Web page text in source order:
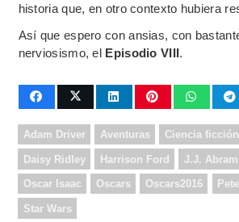
historia que, en otro contexto hubiera
Así que espero con ansias, con
nerviosismo, el Episodio VIII.
Adam Driver Aventuras Ciencia ficción
Daisy Ridley Harrison Ford J.J.
Oscar Isaac Oscars Oscars2016
Star Wars